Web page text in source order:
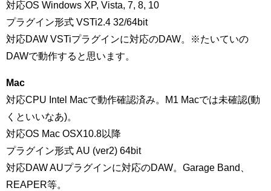
対応OS Windows XP, Vista, 7, 8, 10
プラグイン形式 VSTi2.4 32/64bit
対応DAW VSTiプラグインに対応のDAW。※たいていの
DAWで動作すると思います。
Mac
対応CPU Intel Macで動作確認済み。M1 Macでは未確認(動
くといいなあ)。
対応OS Mac OSX10.8以降
プラグイン形式 AU (ver2) 64bit
対応DAW AUプラグインに対応のDAW。Garage Band、
REAPER等。